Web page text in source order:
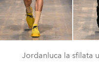
Jordanluca la sfilata